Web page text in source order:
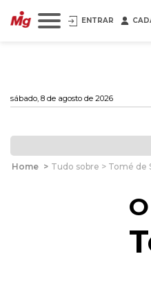
ENTRAR
sábado, 8 de agosto de 2026
Home > Tudo sobre > Tomé de